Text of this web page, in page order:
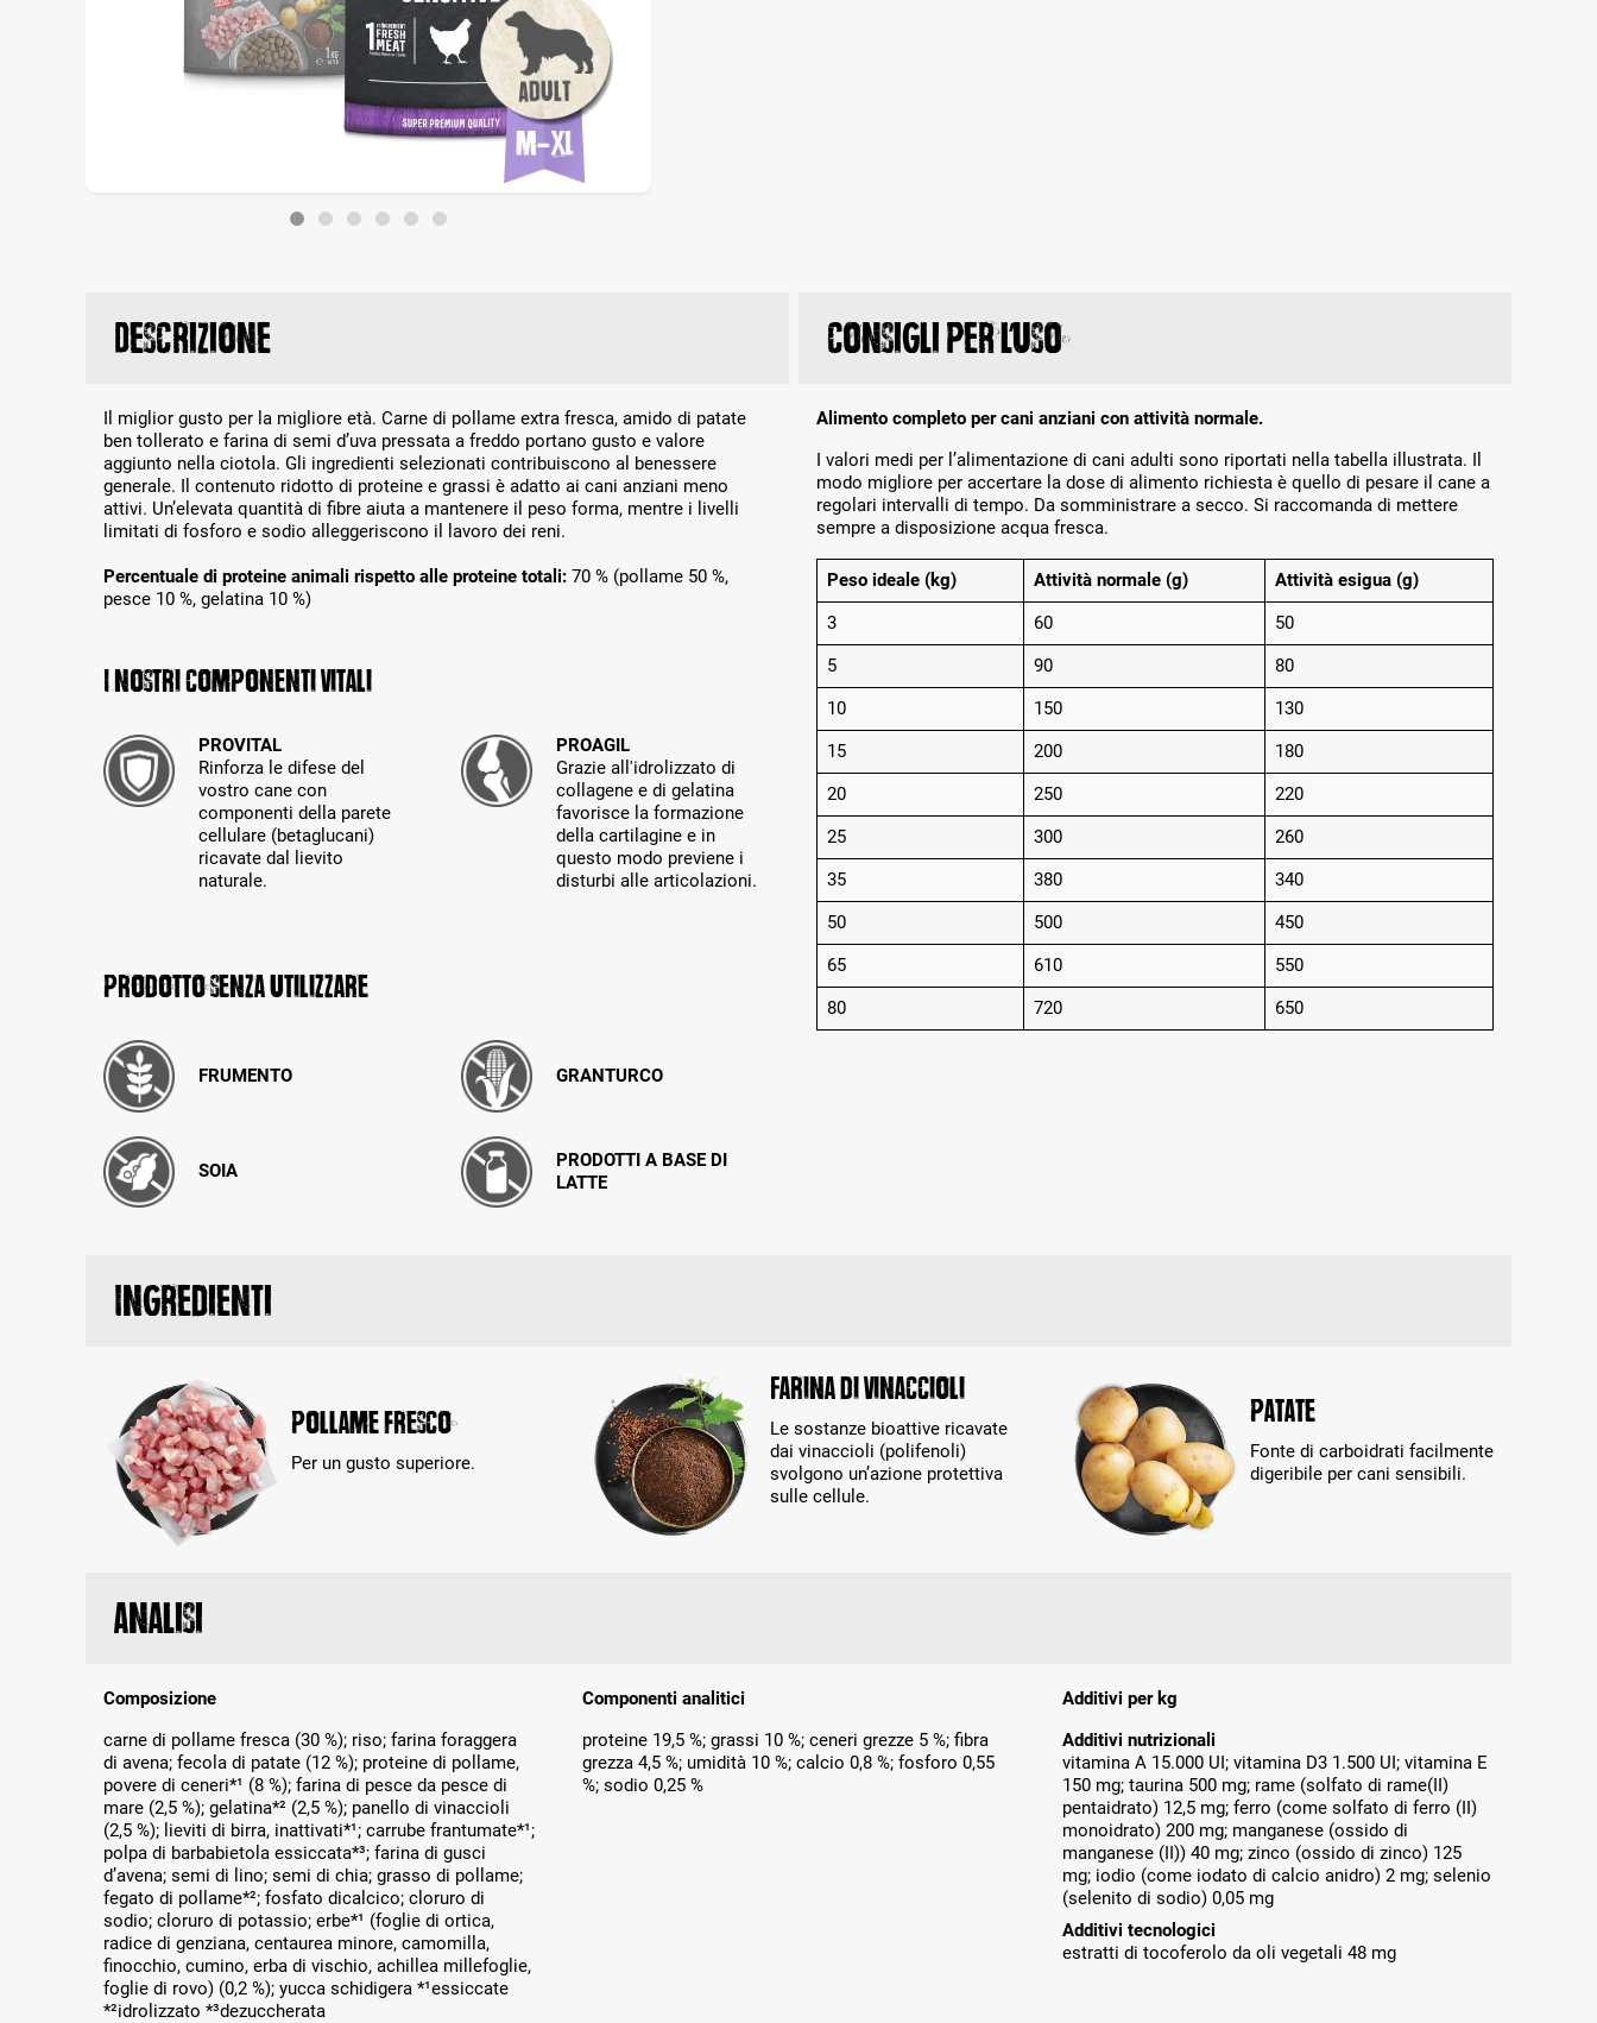
Descrizione
Il miglior gusto per la migliore età. Carne di pollame extra fresca, amido di patate
ben tollerato e farina di semi d’uva pressata a freddo portano gusto e valore
aggiunto nella ciotola. Gli ingredienti selezionati contribuiscono al benessere
generale. Il contenuto ridotto di proteine e grassi è adatto ai cani anziani meno
attivi. Un’elevata quantità di fibre aiuta a mantenere il peso forma, mentre i livelli
limitati di fosforo e sodio alleggeriscono il lavoro dei reni.
Percentuale di proteine animali rispetto alle proteine totali: 70 % (pollame 50 %,
pesce 10 %, gelatina 10 %)
I nostri componenti vitali
PROVITAL
Rinforza le difese del
vostro cane con
componenti della parete
cellulare (betaglucani)
ricavate dal lievito
naturale.
PROAGIL
Grazie all'idrolizzato di
collagene e di gelatina
favorisce la formazione
della cartilagine e in
questo modo previene i
disturbi alle articolazioni.
Prodotto senza utilizzare
FRUMENTO GRANTURCO
SOIA
PRODOTTI A BASE DI
LATTE
Ingredienti
Pollame fresco
Per un gusto superiore.
Farina di vinaccioli
Le sostanze bioattive ricavate
dai vinaccioli (polifenoli)
svolgono un’azione protettiva
sulle cellule.
Patate
Fonte di carboidrati facilmente
digeribile per cani sensibili.
Consigli per l’uso
Alimento completo per cani anziani con attività normale.
I valori medi per l’alimentazione di cani adulti sono riportati nella tabella illustrata. Il
modo migliore per accertare la dose di alimento richiesta è quello di pesare il cane a
regolari intervalli di tempo. Da somministrare a secco. Si raccomanda di mettere
sempre a disposizione acqua fresca.
Peso ideale (kg) Attività normale (g)
Attività esigua (g)
3
60
50
5
90
80
10
150
130
15
200
180
20
250
220
25
300
260
35
380
340
50
500
450
65
610
550
80
720 650
Analisi
Composizione
carne di pollame fresca (30 %); riso; farina foraggera
di avena; fecola di patate (12 %); proteine di pollame,
povere di ceneri*¹ (8 %); farina di pesce da pesce di
mare (2,5 %); gelatina*² (2,5 %); panello di vinaccioli
(2,5 %); lieviti di birra, inattivati*¹; carrube frantumate*¹;
polpa di barbabietola essiccata*³; farina di gusci
d’avena; semi di lino; semi di chia; grasso di pollame;
fegato di pollame*²; fosfato dicalcico; cloruro di
sodio; cloruro di potassio; erbe*¹ (foglie di ortica,
radice di genziana, centaurea minore, camomilla,
finocchio, cumino, erba di vischio, achillea millefoglie,
foglie di rovo) (0,2 %); yucca schidigera *¹essiccate
*²idrolizzato *³dezuccherata
Componenti analitici
proteine 19,5 %; grassi 10 %; ceneri grezze 5 %; fibra
grezza 4,5 %; umidità 10 %; calcio 0,8 %; fosforo 0,55
%; sodio 0,25 %
Additivi per kg
Additivi nutrizionali
vitamina A 15.000 UI; vitamina D3 1.500 UI; vitamina E
150 mg; taurina 500 mg; rame (solfato di rame(II)
pentaidrato) 12,5 mg; ferro (come solfato di ferro (II)
monoidrato) 200 mg; manganese (ossido di
manganese (II)) 40 mg; zinco (ossido di zinco) 125
mg; iodio (come iodato di calcio anidro) 2 mg; selenio
(selenito di sodio) 0,05 mg
Additivi tecnologici
estratti di tocoferolo da oli vegetali 48 mg